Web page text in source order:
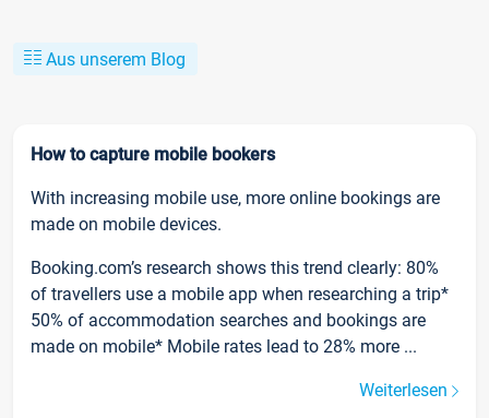
Aus unserem Blog
How to capture mobile bookers
With increasing mobile use, more online bookings are
made on mobile devices.
Booking.com’s research shows this trend clearly: 80%
of travellers use a mobile app when researching a trip*
50% of accommodation searches and bookings are
made on mobile* Mobile rates lead to 28% more ...
Weiterlesen